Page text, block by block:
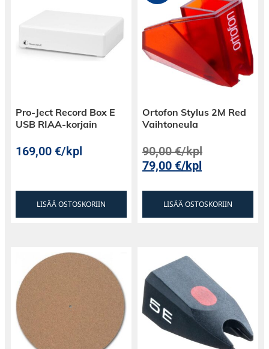
Massa: 6.9 g Fixing centres 12.7 mm (0.5 in)
Toisto paino: 1.5 g - 2.5 g (2.0 g suositeltu)
Pro-Ject Record Box E
USB RIAA-korjain
169,00€/kpl
LISÄÄ OSTOSKORIIN
Ortofon Stylus 2M Red
Vaihtoneula
90,00€/kpl
79,00€/kpl
LISÄÄ OSTOSKORIIN